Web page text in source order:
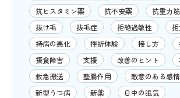
抗ヒスタミン薬
抗不安薬
抗重力筋
抜け毛
抜毛症 拒絶過敏性
持病の悪化
挫折体験 接し方
摂食障害
支援 改善のヒント
救急搬送
整腸作用
敵意のある感
新型うつ病
新薬
日中の眠気